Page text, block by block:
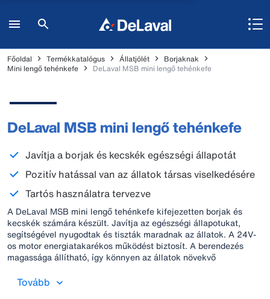
Főoldal Termékkatalógus Állatjólét
Borjaknak
Mini lengő tehénkefe
DeLaval MSB mini lengő tehénkefe
DeLaval MSB mini lengő tehénkefe
Javítja a borjak és kecskék egészségi állapotát
Pozitív hatással van az állatok társas viselkedésére
Tartós használatra tervezve
A DeLaval MSB mini lengő tehénkefe kifejezetten borjak és
kecskék számára készült. Javítja az egészségi állapotukat,
segítségével nyugodtak és tiszták maradnak az állatok. A 24V-
os motor energiatakarékos működést biztosít. A berendezés
magassága állítható, így könnyen az állatok növekvő
Tovább